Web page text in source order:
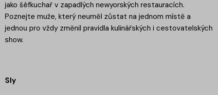
jako šéfkuchař v zapadlých newyorských restauracích.
Poznejte muže, který neuměl zůstat na jednom místě a
jednou pro vždy změnil pravidla kulinářských i cestovatelských
show.
Sly